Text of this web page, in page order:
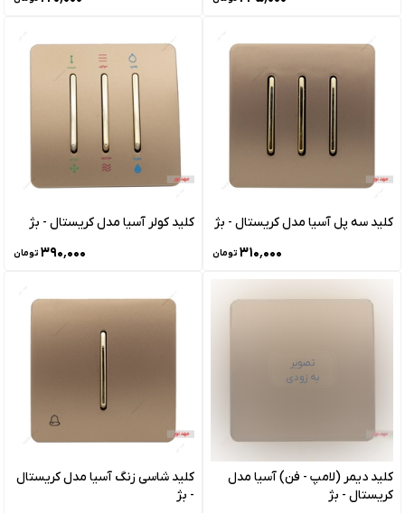
کلید سه پل آسیا مدل کریستال - بژ
۳۱۰٬۰۰۰ تومان
کلید کولر آسیا مدل کریستال - بژ
۳۹۰٬۰۰۰ تومان
تصویر
به زودی
کلید دیمر (لامپ - فن) آسیا مدل
کریستال - بژ
کلید شاسی زنگ آسیا مدل کریستال
- بژ